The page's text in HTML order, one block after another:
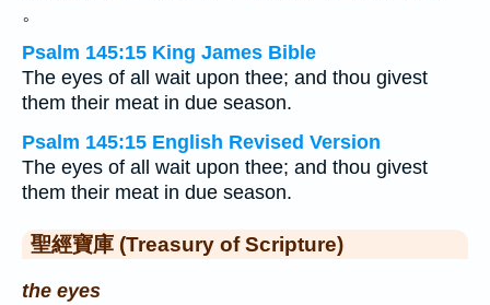
。
Psalm 145:15 King James Bible
The eyes of all wait upon thee; and thou givest
them their meat in due season.
Psalm 145:15 English Revised Version
The eyes of all wait upon thee; and thou givest
them their meat in due season.
聖經寶庫 (Treasury of Scripture)
the eyes